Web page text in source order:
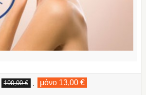
190,00 € μόνο 13,00 €